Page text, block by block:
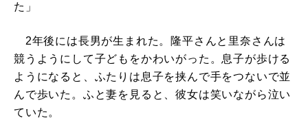
た」
2年後には長男が生まれた。隆平さんと里奈さんは
競うようにして子どもをかわいがった。息子が歩ける
ようになると、ふたりは息子を挟んで手をつないで並
んで歩いた。ふと妻を見ると、彼女は笑いながら泣い
ていた。